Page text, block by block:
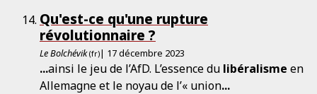
Qu'est-ce qu'une rupture
révolutionnaire ?
Le Bolchévik (fr)| 17 décembre 2023
...ainsi le jeu de l’AfD. L’essence du libéralisme en
Allemagne et le noyau de l’« union...